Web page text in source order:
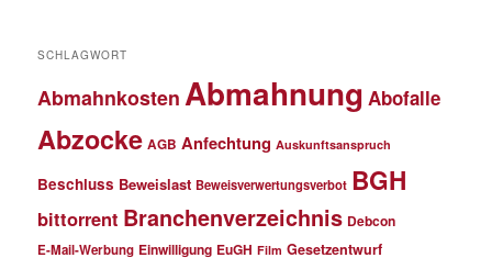
SCHLAGWORT
Abmahnkosten Abmahnung Abofalle
Abzocke AGB Anfechtung Auskunftsanspruch
Beschluss Beweislast Beweisverwertungsverbot BGH
bittorrent Branchenverzeichnis Debcon
E-Mail-Werbung Einwilligung EuGH Film Gesetzentwurf